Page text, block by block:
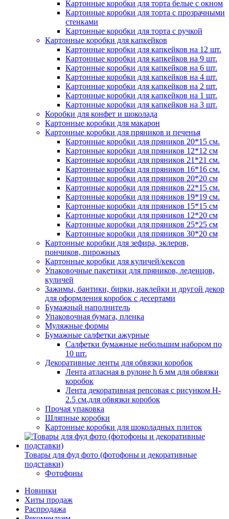
Картонные коробки для торта белые с окном
Картонные коробки для торта с прозрачными
стенками
Картонные коробки для торта с ручкой
Картонные коробки для капкейков
Картонные коробки для капкейков на 12 шт.
Картонные коробки для капкейков на 9 шт.
Картонные коробки для капкейков на 6 шт.
Картонные коробки для капкейков на 4 шт.
Картонные коробки для капкейков на 2 шт.
Картонные коробки для капкейков на 1 шт.
Картонные коробки для капкейков на 3 шт.
Коробки для конфет и шоколада
Картонные коробки для макарон
Картонные коробки для пряников и печенья
Картонные коробки для пряников 20*15 см.
Картонные коробки для пряников 12*12 см
Картонные коробки для пряников 21*21 см.
Картонные коробки для пряников 16*16 см.
Картонные коробки для пряников 20*20 см
Картонные коробки для пряников 22*15 см.
Картонные коробки для пряников 19*19 см.
Картонные коробки для пряников 15*15 см
Картонные коробки для пряников 12*20 см
Картонные коробки для пряников 25*25 см
Картонные коробки для пряников 30*20 см
Картонные коробки для зефира, эклеров,
пончиков, пирожных
Картонные коробки для куличей/кексов
Упаковочные пакетики для пряников, леденцов,
куличей
Зажимы, бантики, бирки, наклейки и другой декор
для оформления коробок с десертами
Бумажный наполнитель
Упаковочная бумага, пленка
Муляжные формы
Бумажные салфетки ажурные
Салфетки бумажные небольшим набором по
10 шт.
Декоративные ленты для обвязки коробок
Лента атласная в рулоне h 6 мм для обвязки
коробок
Лента декоративная репсовая с рисунком H-
2.5 см.для обвязки коробок
Прочая упаковка
Шляпные коробки
Картонные коробки для шоколадных плиток
Товары для фуд фото (фотофоны и декоративные
подставки)
Фотофоны
Новинки
Хиты продаж
Распродажа